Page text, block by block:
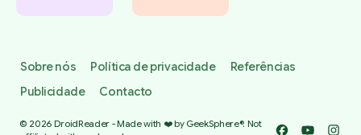
Sobre nós Política de privacidade
Referências
Publicidade
Contacto
© 2026 DroidReader - Made with ❤️ by GeekSphere®. Not
Facebook
YouTube